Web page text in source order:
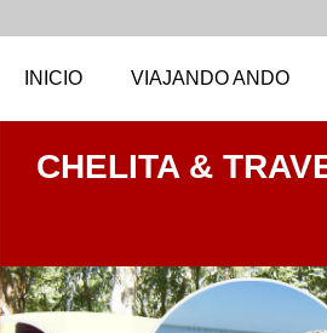
INICIO VIAJANDO ANDO
CHELITA &